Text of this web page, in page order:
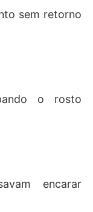
sem retorno
o rosto
encarar